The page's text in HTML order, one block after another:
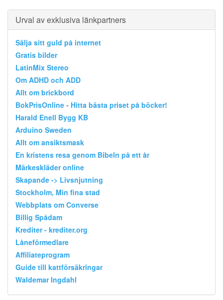
Urval av exklusiva länkpartners
Sälja sitt guld på internet
Gratis bilder
LatinMix Stereo
Om ADHD och ADD
Allt om brickbord
BokPrisOnline - Hitta bästa priset på böcker!
Harald Enell Bygg KB
Arduino Sweden
Allt om ansiktsmask
En kristens resa genom Bibeln på ett år
Märkeskläder online
Skapande -> Livsnjutning
Stockholm, Min fina stad
Webbplats om Converse
Billig Spådam
Krediter - krediter.org
Låneförmedlare
Affiliateprogram
Guide till kattförsäkringar
Waldemar Ingdahl